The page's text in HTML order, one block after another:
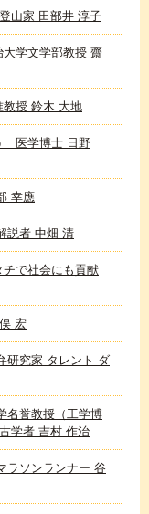
山家 田部井 淳子
学文学部教授 齋
授 鈴木 大地
医学博士 日野
幸應
説者 中畑 清
で社会にも貢献
宏
研究家 タレント ダ
名誉教授（工学博
学者 吉村 作治
ラソンランナー 谷